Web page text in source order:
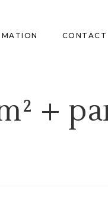
CONTACT
+